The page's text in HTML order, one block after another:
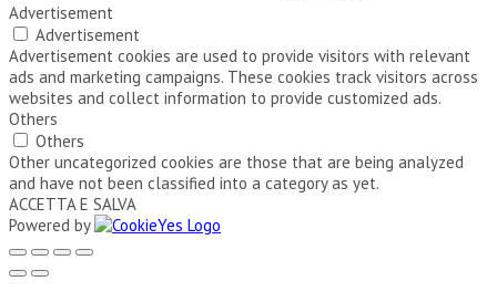
Advertisement
Advertisement
Advertisement cookies are used to provide visitors with relevant
ads and marketing campaigns. These cookies track visitors across
websites and collect information to provide customized ads.
Others
Others
Other uncategorized cookies are those that are being analyzed
and have not been classified into a category as yet.
ACCETTA E SALVA
Powered by